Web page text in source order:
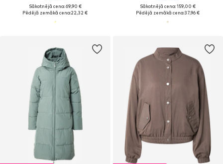
Sākotnējā cena: 69,90 €
Pēdējā zemākā cena:22,32 €
Sākotnējā cena: 159,00 €
Pēdējā zemākā cena:37,96 €